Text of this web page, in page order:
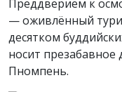
Преддверием к
— оживлённый
десятком
носит презабавное
Пномпень.